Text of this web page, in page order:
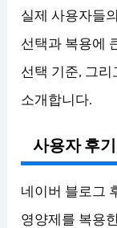
실제 사용자들
선택과 복용에
선택 기준, 그
소개합니다.
사용자 후기
네이버 블로그
영양제를 복용